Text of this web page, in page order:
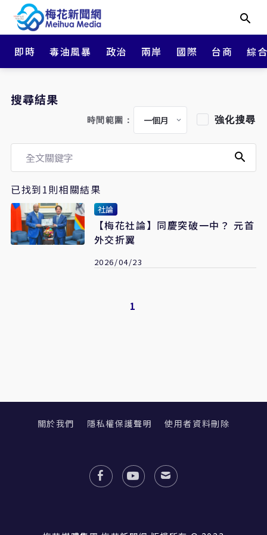
即時 毒油風暴 政治 兩岸 國際 台商 綜
搜尋結果
時間範圍： 強化搜尋
已找到1則相關結果
社論
【梅花社論】同慶突破一中？ 元首
外交折翼
2026/04/23
1
關於我們 隱私權保護聲明 使用者資料刪除